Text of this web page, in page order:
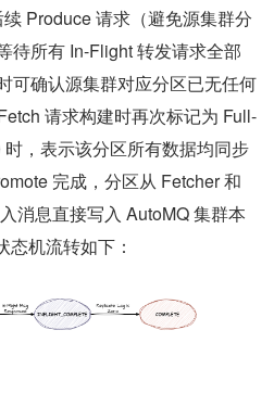
Produce 请求（避免源集群分
待所有 In-Flight 转发请求全部
可确认源集群对应分区已无任何
请求构建时再次标记为 Full-
，表示该分区所有数据均同步
完成，分区从 Fetcher 和
消息直接写入 AutoMQ 集群本
机流转如下：